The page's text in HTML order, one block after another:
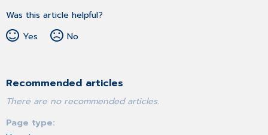
Was this article helpful?
Yes
No
Recommended articles
There are no recommended articles.
Page type